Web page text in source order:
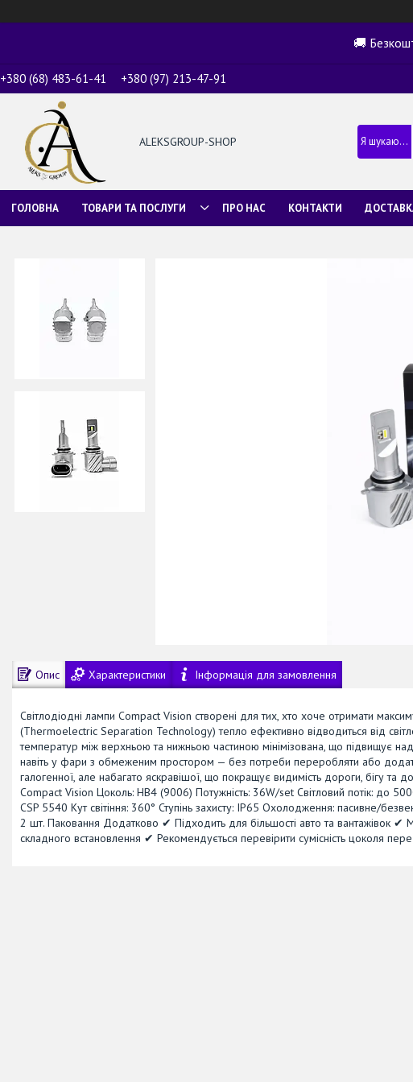
🚚
+380 (68) 483-61-41 +380 (97) 213-47-91
ALEKSGROUP-SHOP
ГОЛОВНА ТОВАРИ ТА ПОСЛУГИ ПРО НАС КОНТАКТИ
Опис Характеристики Інформація для замовлення
Світлодіодні лампи Compact Vision створені для тих, хто хоче отримати
(Thermoelectric Separation Technology) тепло ефективно відводиться від
температур між верхньою та нижньою частиною мінімізована, що підвищує
навіть у фари з обмеженим простором — без потреби переробляти або
галогенної, але набагато яскравішої, що покращує видимість дороги, бігу та
Compact Vision Цоколь: HB4 (9006) Потужність: 36W/set Світловий потік: до
CSP 5540 Кут світіння: 360° Ступінь захисту: IP65 Охолодження: пасивне/
2 шт. Паковання Додатково ✔ Підходить для більшості авто та вантажівок
складного встановлення ✔ Рекомендується перевірити сумісність цоколя